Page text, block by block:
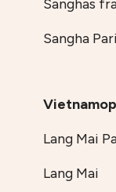
Sanghas
Sangha
Lang Mai
Lang Mai